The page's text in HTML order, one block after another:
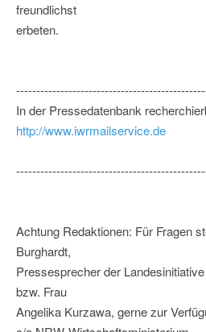
freundlichst
erbeten.
In der Pressedatenbank
http://www.iwrmailservice.de
Achtung Redaktionen: Für Fragen
Burghardt,
Pressesprecher der
bzw. Frau
Angelika Kurzawa, gerne zur